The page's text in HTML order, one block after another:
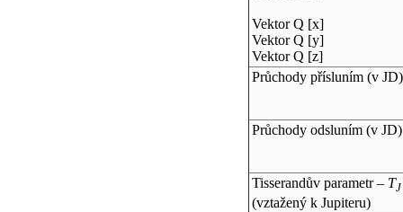
Vektor Q [x]
Vektor Q [y]
Vektor Q [z]
Průchody přísluním (v JD)
Průchody odsluním (v JD)
Tisserandův parametr – TJ
(vztažený k Jupiteru)